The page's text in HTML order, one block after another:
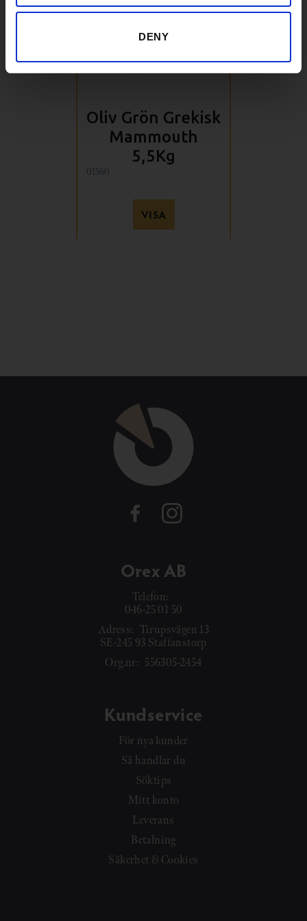
DENY
Oliv Grön Grekisk
Mammouth
5,5Kg
01560
VISA
Orex AB
Telefon:
046-25 01 50
Adress: Tirupsvägen 13
SE-245 93 Staffanstorp
Org.nr: 556305-2454
Kundservice
För nya kunder
Så handlar du
Söktips
Mitt konto
Leverans
Betalning
Säkerhet & Cookies